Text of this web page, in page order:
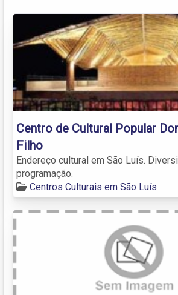
Centro de Cultural Popular
Filho
Endereço cultural em São Luís.
programação.
Centros Culturais em São Luís